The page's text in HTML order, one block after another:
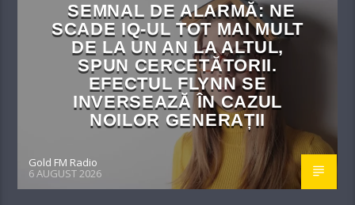
SEMNAL DE ALARMĂ: NE
SCADE IQ-UL TOT MAI MULT
DE LA UN AN LA ALTUL,
SPUN CERCETĂTORII.
EFECTUL FLYNN SE
INVERSEAZĂ ÎN CAZUL
NOILOR GENERAȚII
Gold FM Radio
6 AUGUST 2026